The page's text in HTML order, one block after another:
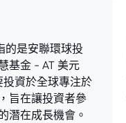
的是安聯環球投
基金 - AT 美元
投資於全球專注於
旨在讓投資者參
潛在成長機會。